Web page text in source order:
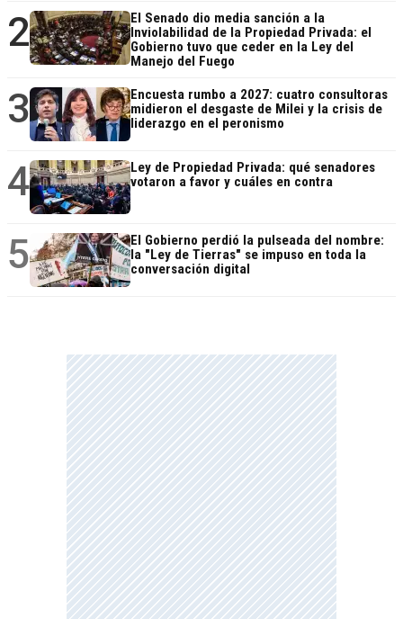
2
El Senado dio media sanción a la
Inviolabilidad de la Propiedad Privada: el
Gobierno tuvo que ceder en la Ley del
Manejo del Fuego
3
Encuesta rumbo a 2027: cuatro consultoras
midieron el desgaste de Milei y la crisis de
liderazgo en el peronismo
4
Ley de Propiedad Privada: qué senadores
votaron a favor y cuáles en contra
5
El Gobierno perdió la pulseada del nombre:
la "Ley de Tierras" se impuso en toda la
conversación digital